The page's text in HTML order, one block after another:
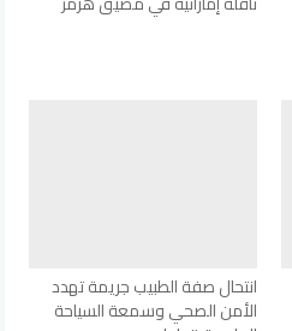
انتحال صفة الطبيب جريمة تهدد
الأمن الصحي وسمعة السياحة